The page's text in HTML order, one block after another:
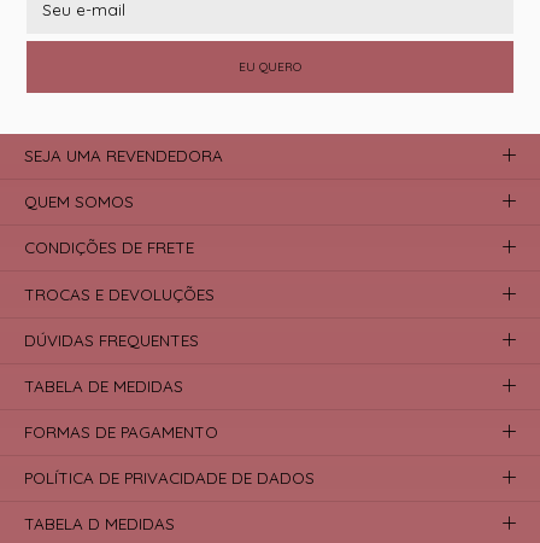
EU QUERO
SEJA UMA REVENDEDORA
QUEM SOMOS
CONDIÇÕES DE FRETE
TROCAS E DEVOLUÇÕES
DÚVIDAS FREQUENTES
TABELA DE MEDIDAS
FORMAS DE PAGAMENTO
POLÍTICA DE PRIVACIDADE DE DADOS
TABELA D MEDIDAS